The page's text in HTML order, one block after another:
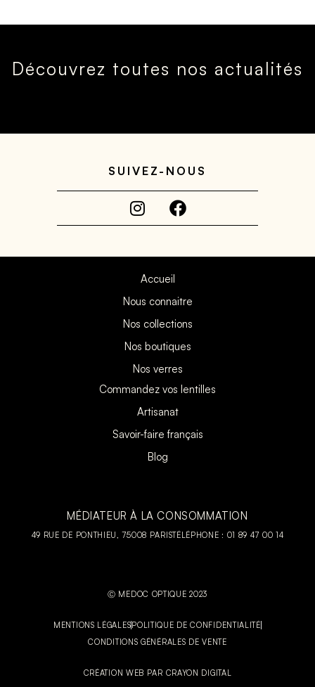
Découvrez toutes nos actualités
SUIVEZ-NOUS
Accueil
Nous connaitre
Nos collections
Nos boutiques
Nos verres
Commandez vos lentilles
Artisanat
Savoir-faire français
Blog
MÉDIATEUR À LA CONSOMMATION
49 RUE DE PONTHIEU, 75008 PARISTÉLÉPHONE : 01 89 47 00 14
Ⓒ MEDOC OPTIQUE 2023
MENTIONS LÉGALESPOLITIQUE DE CONFIDENTIALITÉ
CONDITIONS GÉNÉRALES DE VENTE
CRÉATION WEB PAR CRAYON DIGITAL